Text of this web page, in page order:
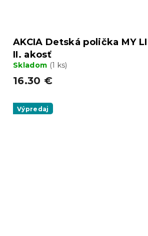
AKCIA Detská polička MY
II. akosť
Skladom (1 ks)
16.30 €
Výpredaj